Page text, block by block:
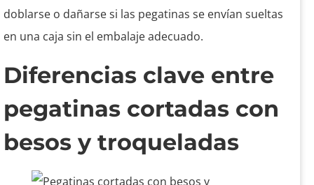
doblarse o dañarse si las pegatinas se envían sueltas
en una caja sin el embalaje adecuado.
Diferencias clave entre
pegatinas cortadas con
besos y troqueladas